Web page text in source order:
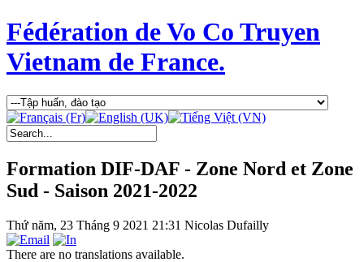
Fédération de Vo Co Truyen
Vietnam de France.
Formation DIF-DAF - Zone Nord et Zone
Sud - Saison 2021-2022
Thứ năm, 23 Tháng 9 2021 21:31 Nicolas Dufailly
There are no translations available.